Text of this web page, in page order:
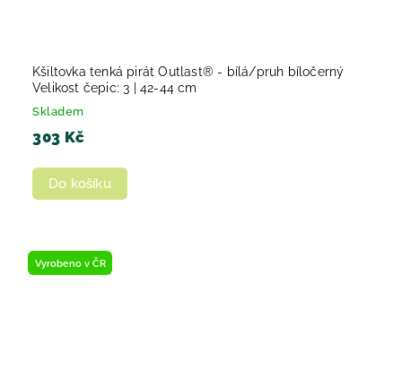
Kšiltovka tenká pirát Outlast® - bílá/pruh bíločerný
Velikost čepic: 3 | 42-44 cm
Skladem
303 Kč
Do košíku
Vyrobeno v ČR